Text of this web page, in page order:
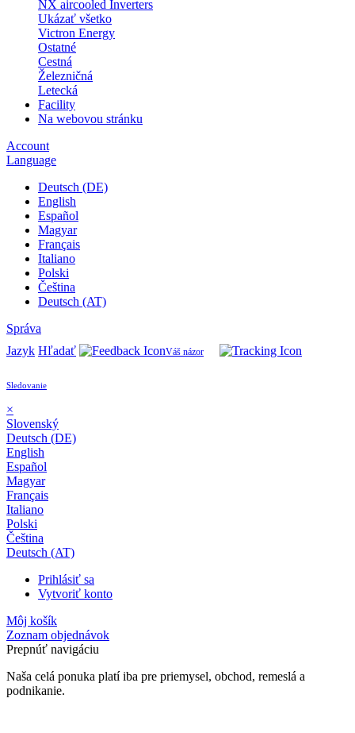
NX aircooled Inverters
Ukázať všetko
Victron Energy
Ostatné
Cestná
Železničná
Letecká
Facility
Na webovou stránku
Account
Language
Deutsch (DE)
English
Español
Magyar
Français
Italiano
Polski
Čeština
Deutsch (AT)
Správa
Jazyk Hľadať Váš názor
Sledovanie
×
Slovenský
Deutsch (DE)
English
Español
Magyar
Français
Italiano
Polski
Čeština
Deutsch (AT)
Prihlásiť sa
Vytvoriť konto
Môj košík
Zoznam objednávok
Prepnúť navigáciu
Naša celá ponuka platí iba pre priemysel, obchod, remeslá a
podnikanie.